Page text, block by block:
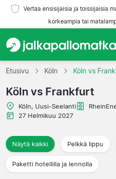
Vertaa ensisijaisia ja toissijaisia
korkeampia tai
Etusivu
Joukkueet
Liigat
Matkatoimistoja
Etusivu Köln Köln vs
Köln vs Frankfurt
Köln, Uusi-Seelanti
27 Helmikuu 2027
Näytä kaikki Pelkkä lippu
Paketti hotellilla ja lennolla